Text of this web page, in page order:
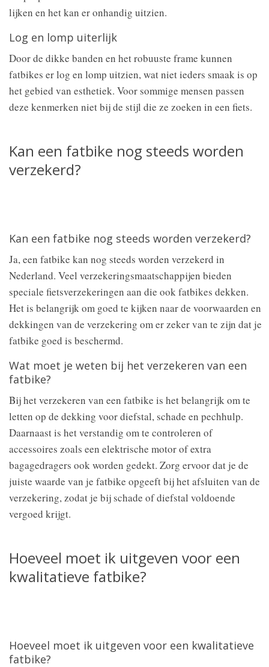
lijken en het kan er onhandig uitzien.
Log en lomp uiterlijk
Door de dikke banden en het robuuste frame kunnen
fatbikes er log en lomp uitzien, wat niet ieders smaak is op
het gebied van esthetiek. Voor sommige mensen passen
deze kenmerken niet bij de stijl die ze zoeken in een fiets.
Kan een fatbike nog steeds worden
verzekerd?
Kan een fatbike nog steeds worden verzekerd?
Ja, een fatbike kan nog steeds worden verzekerd in
Nederland. Veel verzekeringsmaatschappijen bieden
speciale fietsverzekeringen aan die ook fatbikes dekken.
Het is belangrijk om goed te kijken naar de voorwaarden en
dekkingen van de verzekering om er zeker van te zijn dat je
fatbike goed is beschermd.
Wat moet je weten bij het verzekeren van een
fatbike?
Bij het verzekeren van een fatbike is het belangrijk om te
letten op de dekking voor diefstal, schade en pechhulp.
Daarnaast is het verstandig om te controleren of
accessoires zoals een elektrische motor of extra
bagagedragers ook worden gedekt. Zorg ervoor dat je de
juiste waarde van je fatbike opgeeft bij het afsluiten van de
verzekering, zodat je bij schade of diefstal voldoende
vergoed krijgt.
Hoeveel moet ik uitgeven voor een
kwalitatieve fatbike?
Hoeveel moet ik uitgeven voor een kwalitatieve
fatbike?